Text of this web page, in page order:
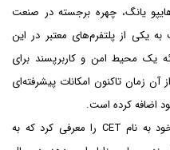
یانگ، چهره برجسته در صنعت
یکی از پلتفرم‌های معتبر در این
یک محیط امن و کاربرپسند برای
زمان تاکنون امکانات پیشرفته‌ای
اضافه کرده است.
این صرافی در سال 2017، توکن بومی خود به نام CET را معرفی کرد که به